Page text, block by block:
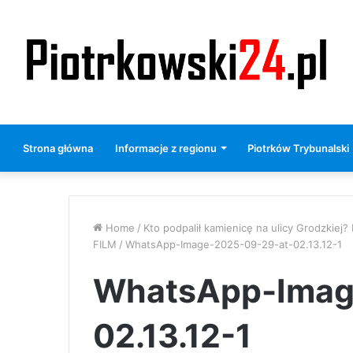
Strona główna Informacje z regionu Piotrków Trybunalski
Home / Kto podpalił kamienicę na ulicy
FILM / WhatsApp-Image-2025-09-29-at-02.13.12-1
WhatsApp-
02.13.12-1